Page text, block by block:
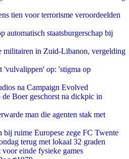
tien voor terrorisme veroordeelden
automatisch staatsburgerschap bij
militairen in Zuid-Libanon, vergelding
'vulvalippen' op: 'stigma op
na Campaign Evolved
Boer geschorst na dickpic in
man die agenten stak met
bij ruime Europese zege FC Twente
terug met lokaal 32 graden
einde fysieke games